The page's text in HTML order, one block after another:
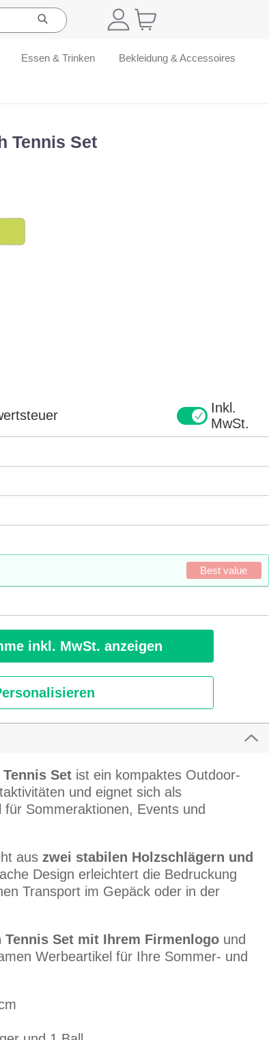
Essen & Trinken Bekleidung & Accessoires
Tennis Set
Inkl.
MwSt.
Best value
inkl. MwSt. anzeigen
Setist ein kompaktes Outdoor-
und eignet sich als
Sommeraktionen, Events und
aus zwei stabilen Holzschlägern und
Design erleichtert die Bedruckung
Transport im Gepäck oder in der
Tennis Set mit Ihrem Firmenlogound
Werbeartikel für Ihre Sommer- und